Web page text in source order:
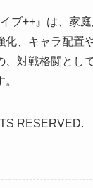
ブ++』は、家
化、キャラ配置
対戦格闘とし
RESERVED.